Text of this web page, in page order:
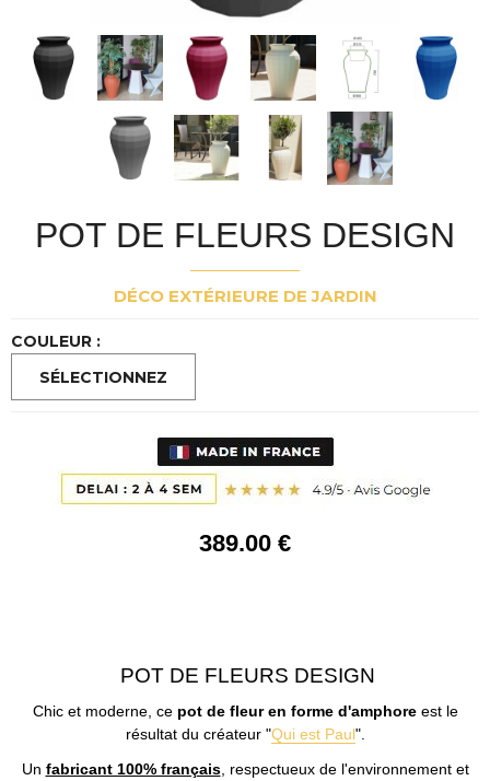
POT DE FLEURS DESIGN
DÉCO EXTÉRIEURE DE JARDIN
COULEUR :
389.00 €
POT DE FLEURS DESIGN
Chic et moderne, ce pot de fleur en forme d'amphore est le
résultat du créateur "Qui est Paul".
Un fabricant 100% français, respectueux de l'environnement et